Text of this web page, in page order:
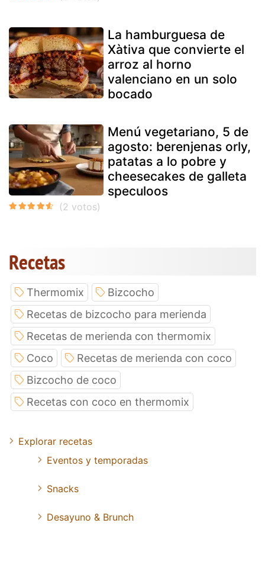
La hamburguesa de
Xàtiva que convierte el
arroz al horno
valenciano en un solo
bocado
Menú vegetariano, 5 de
agosto: berenjenas orly,
patatas a lo pobre y
cheesecakes de galleta
speculoos
Recetas
Thermomix
Bizcocho
Recetas de bizcocho para merienda
Recetas de merienda con thermomix
Coco
Recetas de merienda con coco
Bizcocho de coco
Recetas con coco en thermomix
Explorar recetas
Eventos y temporadas
Snacks
Desayuno & Brunch